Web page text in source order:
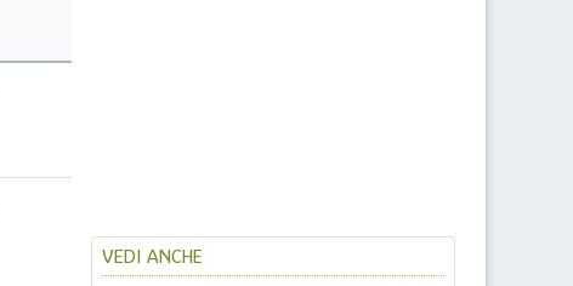
VEDI ANCHE